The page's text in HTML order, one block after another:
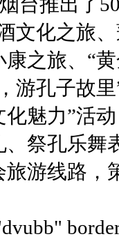
文化之旅
之旅、“
游孔子故
魅力”活
祭孔乐舞
游线路，